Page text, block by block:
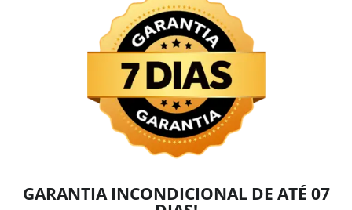
GARANTIA INCONDICIONAL DE ATÉ 07